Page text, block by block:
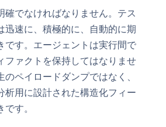
確でなければなりません。テス
迅速に、積極的に、自動的に期
です。エージェントは実行間で
ファクトを保持してはなりませ
のペイロードダンプではなく、
析用に設計された構造化フィー
す。